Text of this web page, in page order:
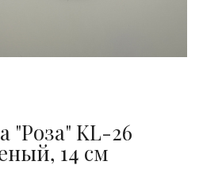
"Роза" KL-26
14 см